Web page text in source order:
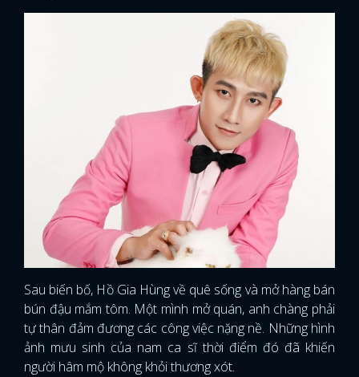
Sau biến bố, Hồ Gia Hùng về quê sống và mở hàng bán
bún đậu mắm tôm. Một mình mở quán, anh chàng phải
tự thân đảm đương các công việc nặng nề. Những hình
ảnh mưu sinh của nam ca sĩ thời điểm đó đã khiến
người hâm mộ không khỏi thương xót.